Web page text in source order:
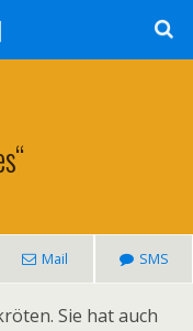
Mail SMS
Sie hat auch